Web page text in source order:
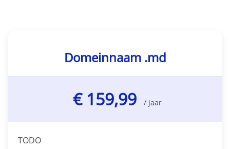
Domeinnaam .md
€ 159,99 / jaar
TODO